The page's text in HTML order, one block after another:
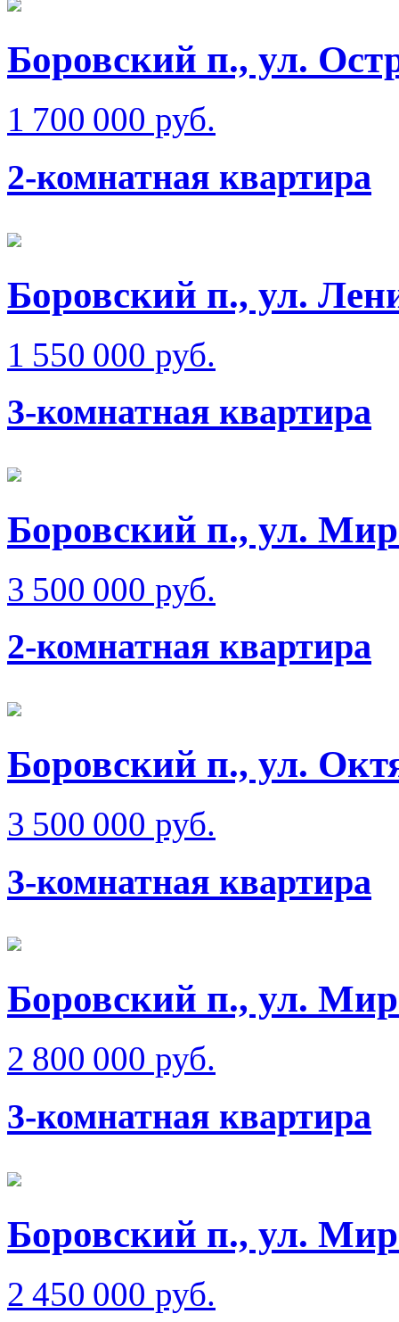
Боровский п., ул.
1 700 000 руб.
2-комнатная квартира
Боровский п., ул.
1 550 000 руб.
3-комнатная квартира
Боровский п., ул.
3 500 000 руб.
2-комнатная квартира
Боровский п., ул.
3 500 000 руб.
3-комнатная квартира
Боровский п., ул.
2 800 000 руб.
3-комнатная квартира
Боровский п., ул.
2 450 000 руб.